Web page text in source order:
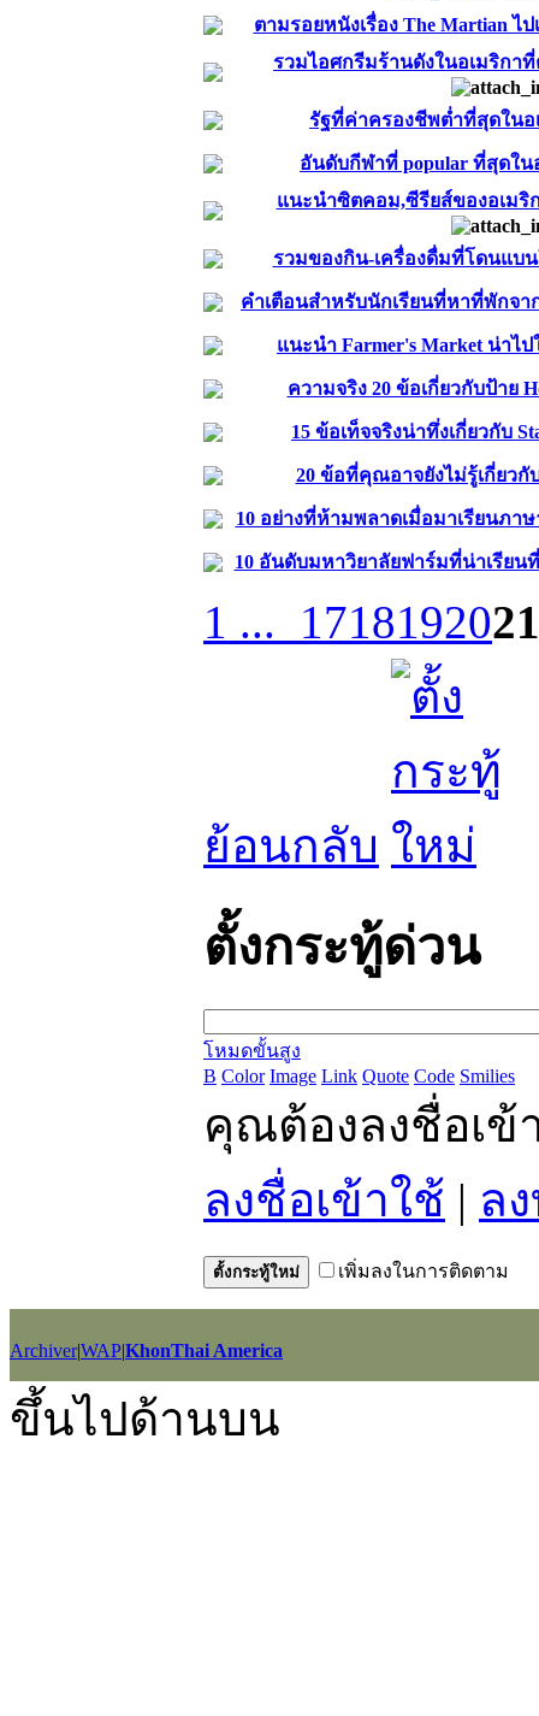
ตามรอยหนังเรื่อง The Martian ไ
รวมไอศกรีมร้านดังในอเมริกา
รัฐที่ค่าครองชีพต่ำที่สุดในอ
อันดับกีฬาที่ popular ที่สุดใน
แนะนำซิตคอม,ซีรียส์ของอเมริ
รวมของกิน-เครื่องดื่มที่โดนแบน
คำเตือนสำหรับนักเรียนที่หาที่พักจาก
แนะนำ Farmer's Market น่าไป
ความจริง 20 ข้อเกี่ยวกับป้าย
15 ข้อเท็จจริงน่าทึ่งเกี่ยวกับ
20 ข้อที่คุณอาจยังไม่รู้เกี่ยวกั
10 อย่างที่ห้ามพลาดเมื่อมาเรียนภาษ
10 อันดับมหาวิยาลัยฟาร์มที่น่าเรียน
1 ... 1718192021
ย้อนกลับ
ตั้งกระทู้ด่วน
โหมดขั้นสูง
B Color Image Link Quote Code Smilies
คุณต้องลงชื่อเข้
ลงชื่อเข้าใช้ | ล
ตั้งกระทู้ใหม่ เพิ่มลงในการติดตาม
Archiver|WAP|KhonThai America
GMT+7, 2026-8-6 18:14
Powered by Discuz! X2.5Language by
ขึ้นไปด้านบน